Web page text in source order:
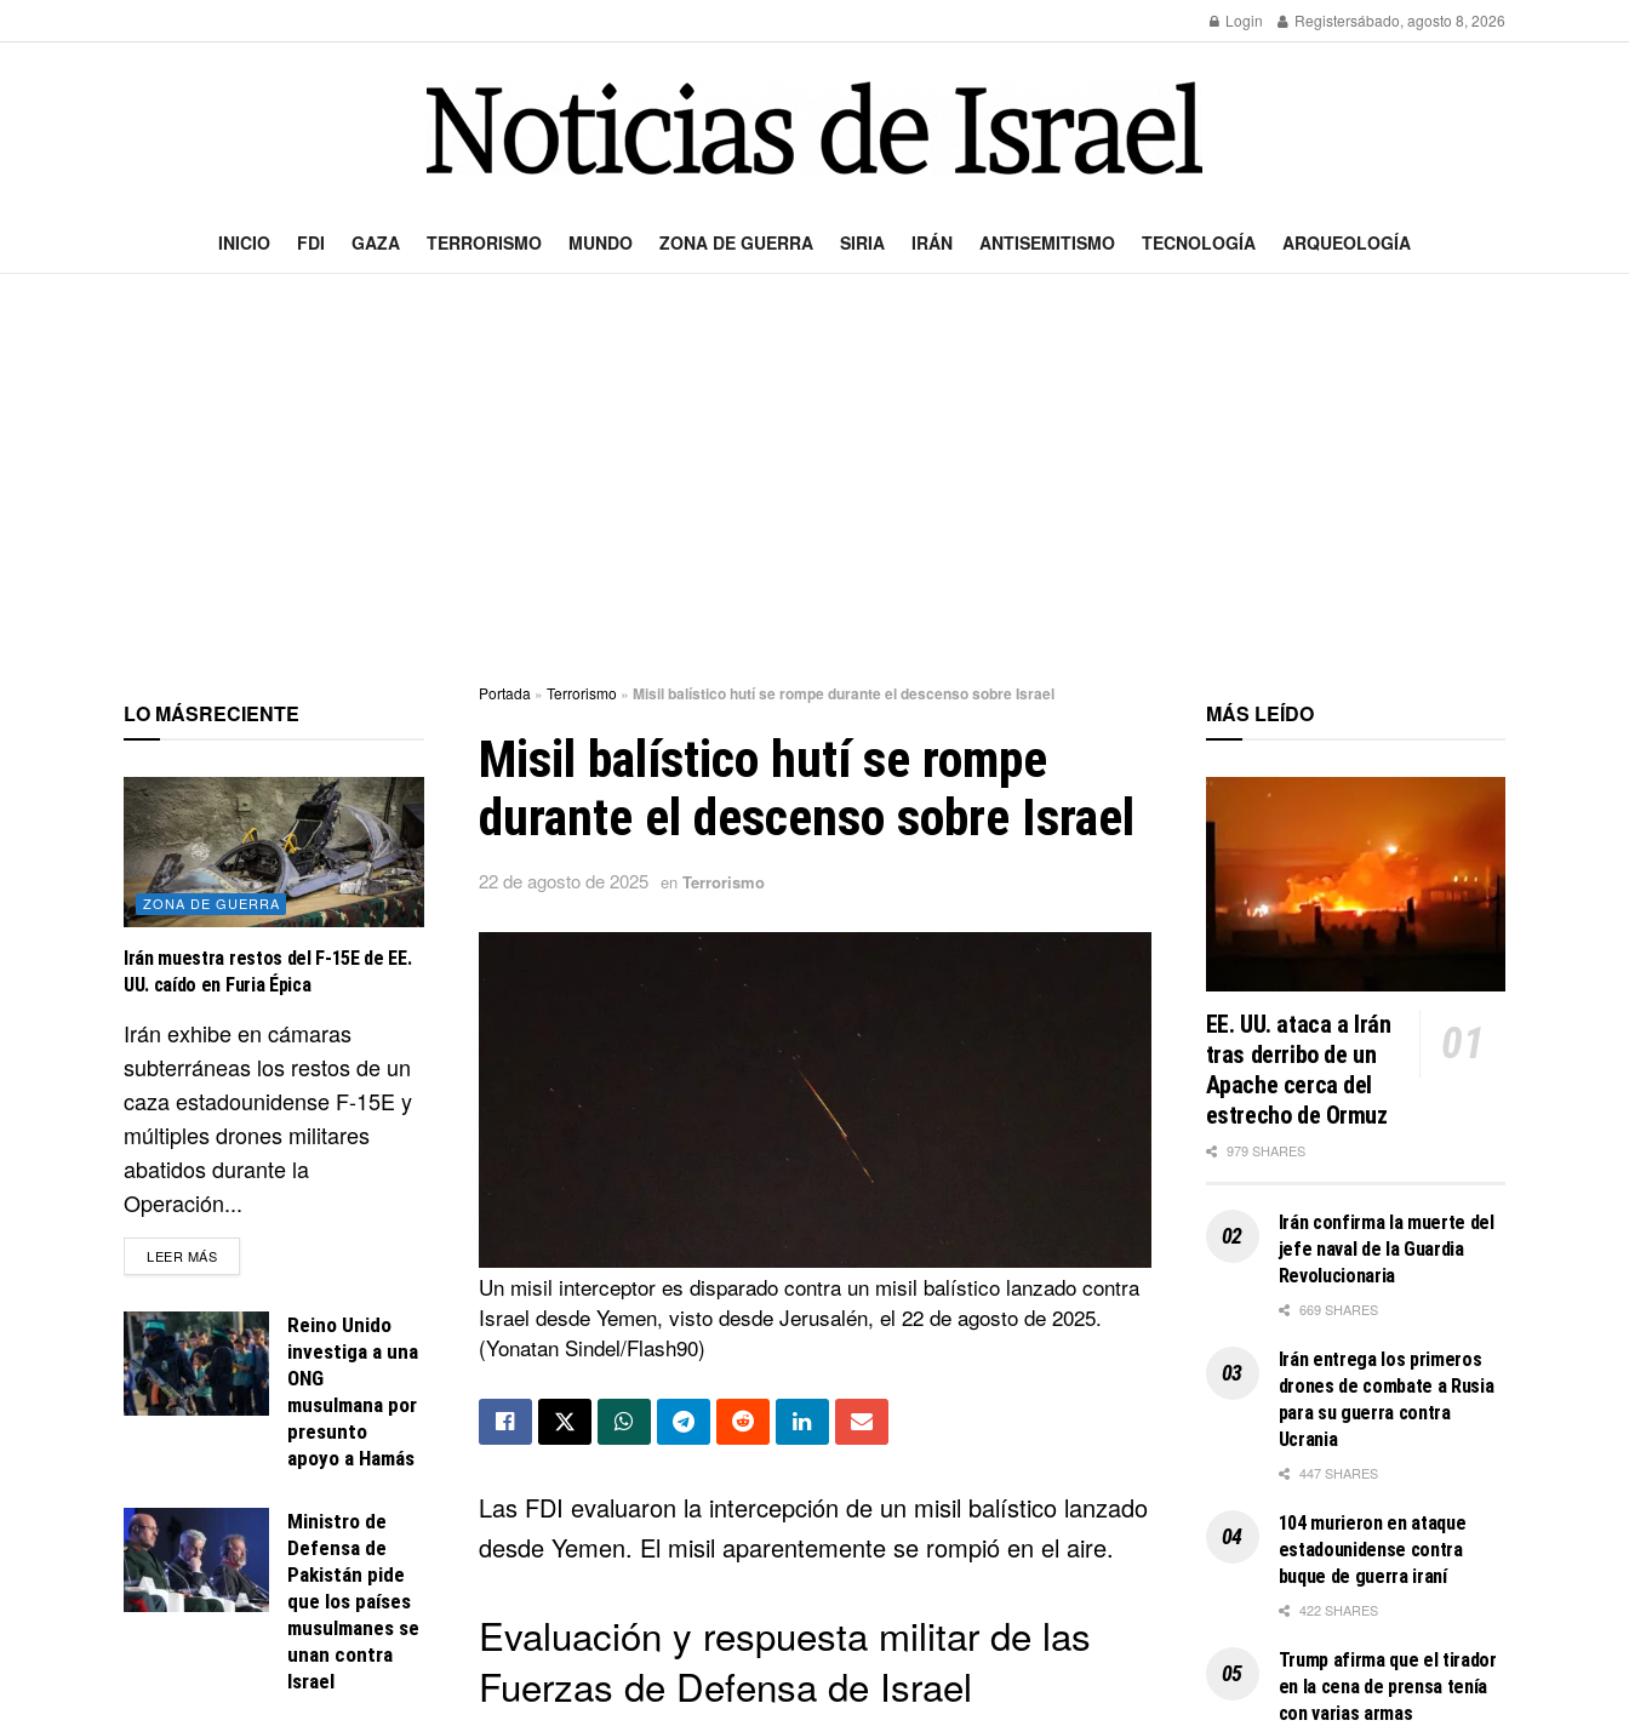
Login Registersábado, agosto 8, 2026
INICIO FDI GAZA TERRORISMO MUNDO ZONA DE GUERRA SIRIA IRÁN ANTISEMITISMO TECNOLOGÍA ARQUEOLOGÍA
Portada » Terrorismo » Misil balístico hutí se rompe durante el descenso sobre Israel
Misil balístico hutí se rompe
durante el descenso sobre Israel
22 de agosto de 2025 en Terrorismo
Un misil interceptor es disparado contra un misil balístico lanzado contra
Israel desde Yemen, visto desde Jerusalén, el 22 de agosto de 2025.
(Yonatan Sindel/Flash90)
Las FDI evaluaron la intercepción de un misil balístico lanzado
desde Yemen. El misil aparentemente se rompió en el aire.
Evaluación y respuesta militar de las
Fuerzas de Defensa de Israel
LO MÁSRECIENTE
ZONA DE GUERRA
Irán muestra restos del F-15E de EE.
UU. caído en Furia Épica
Irán exhibe en cámaras
subterráneas los restos de un
caza estadounidense F-15E y
múltiples drones militares
abatidos durante la
Operación...
LEER MÁSDETAILS
Reino Unido
investiga a una
ONG
musulmana por
presunto
apoyo a Hamás
Ministro de
Defensa de
Pakistán pide
que los países
musulmanes se
unan contra
Israel
MÁS LEÍDO
EE. UU. ataca a Irán
tras derribo de un
Apache cerca del
estrecho de Ormuz
979 SHARES
Irán confirma la muerte del
jefe naval de la Guardia
Revolucionaria
669 SHARES
Irán entrega los primeros
drones de combate a Rusia
para su guerra contra
Ucrania
447 SHARES
104 murieron en ataque
estadounidense contra
buque de guerra iraní
422 SHARES
Trump afirma que el tirador
en la cena de prensa tenía
con varias armas